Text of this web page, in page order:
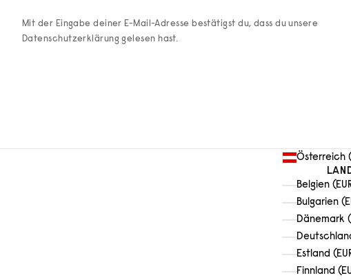
Mit der Eingabe deiner E-Mail-Adresse bestätigst du, dass du unsere
Datenschutzerklärung gelesen hast.
Österreich
Belgien
Bulgarien
Dänemark
Estland
Finnland